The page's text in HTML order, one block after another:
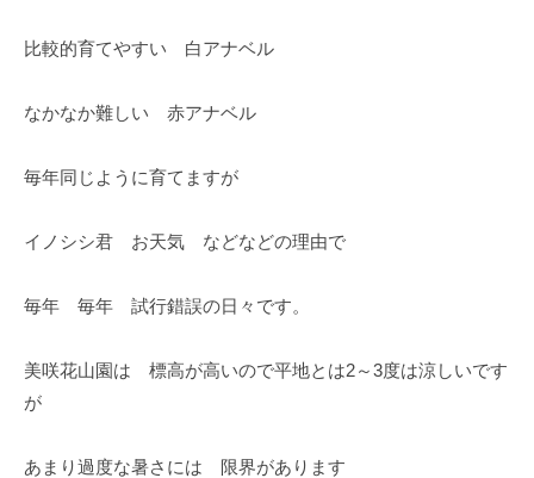
比較的育てやすい 白アナベル
なかなか難しい 赤アナベル
毎年同じように育てますが
イノシシ君 お天気 などなどの理由で
毎年 毎年 試行錯誤の日々です。
美咲花山園は 標高が高いので平地とは2～3度は涼しいです
が
あまり過度な暑さには 限界があります